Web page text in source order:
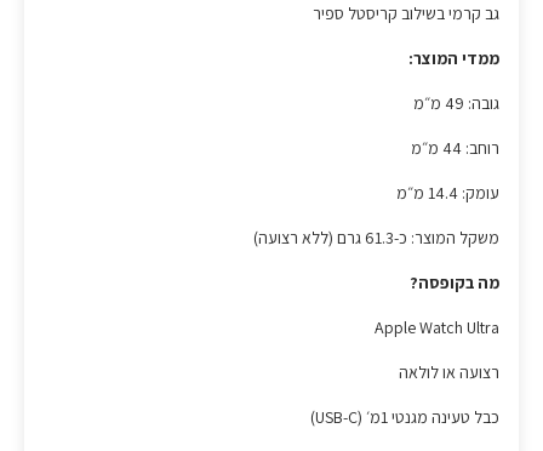
גב קרמי בשילוב קריסטל ספיר
ממדי המוצר:
גובה: 49 מ״מ
רוחב: 44 מ״מ
עומק: 14.4 מ״מ
משקל המוצר: כ-61.3 גרם (ללא רצועה)
מה בקופסה?
Apple Watch Ultra
רצועה או לולאה
כבל טעינה מגנטי 1מ׳ (USB-C)